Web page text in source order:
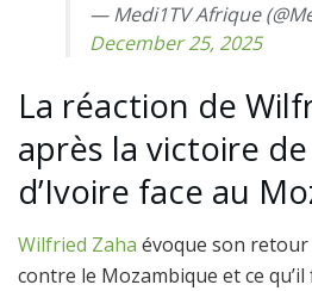
— Medi1TV Afrique
December 25, 2025
La réaction de
après la victoire
d’Ivoire face au
Wilfried Zaha évoque son retour
contre le Mozambique et ce